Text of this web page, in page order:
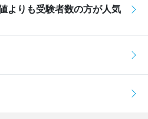
よりも受験者数の方が人気